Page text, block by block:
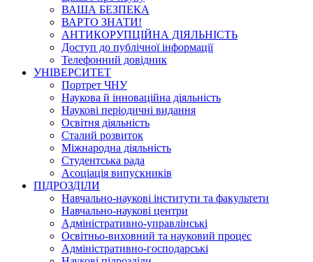
ВАША БЕЗПЕКА
ВАРТО ЗНАТИ!
АНТИКОРУПЦІЙНА ДІЯЛЬНІСТЬ
Доступ до публічної інформації
Телефонний довідник
УНІВЕРСИТЕТ
Портрет ЧНУ
Наукова й інноваційна діяльність
Наукові періодичні видання
Освітня діяльність
Сталий розвиток
Міжнародна діяльність
Студентська рада
Асоціація випускників
ПІДРОЗДІЛИ
Навчально-наукові інститути та факультети
Навчально-наукові центри
Адміністративно-управлінські
Освітньо-виховний та науковий процес
Адміністративно-господарські